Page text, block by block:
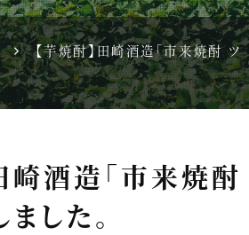
【芋焼酎】田崎酒造「市来焼酎 ツ
崎酒造「市来焼酎
した。